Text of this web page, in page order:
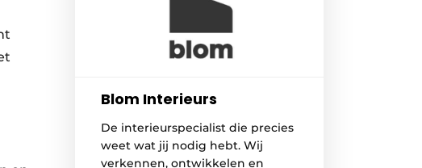
Blom Interieurs
De interieurspecialist die precies
weet wat jij nodig hebt. Wij
verkennen, ontwikkelen en